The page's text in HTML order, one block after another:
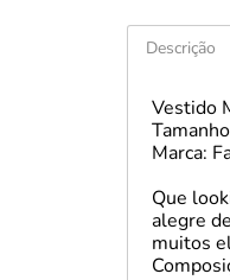
Descrição
Vestido
Marca:
Que
alegre
muitos